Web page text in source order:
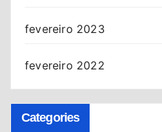
fevereiro 2023
fevereiro 2022
Categories